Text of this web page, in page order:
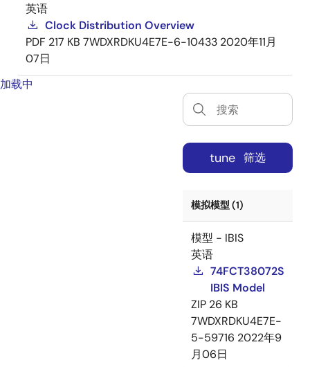
英语
Clock Distribution Overview
PDF 217 KB 7WDXRDKU4E7E-6-10433 2020年11月
07日
加载中
tune 筛选
模拟模型 (1)
模型 - IBIS
英语
74FCT38072S
IBIS Model
ZIP 26 KB
7WDXRDKU4E7E-
5-59716 2022年9
月06日